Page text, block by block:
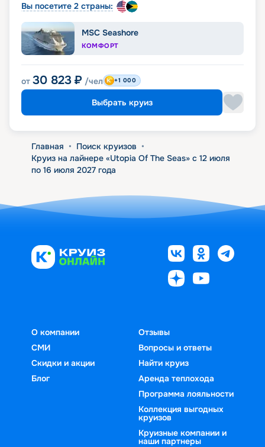
Вы посетите 2 страны:
MSC Seashore
КОМФОРТ
от 30 823 ₽ /чел +1 000
Выбрать круиз
Главная • Поиск круизов •
Круиз на лайнере «Utopia Of The Seas» с 12 июля
по 16 июля 2027 года
О компании
СМИ
Скидки и акции
Блог
Отзывы
Вопросы и ответы
Найти круиз
Аренда теплохода
Программа лояльности
Коллекция выгодных
круизов
Круизные компании и
наши партнеры